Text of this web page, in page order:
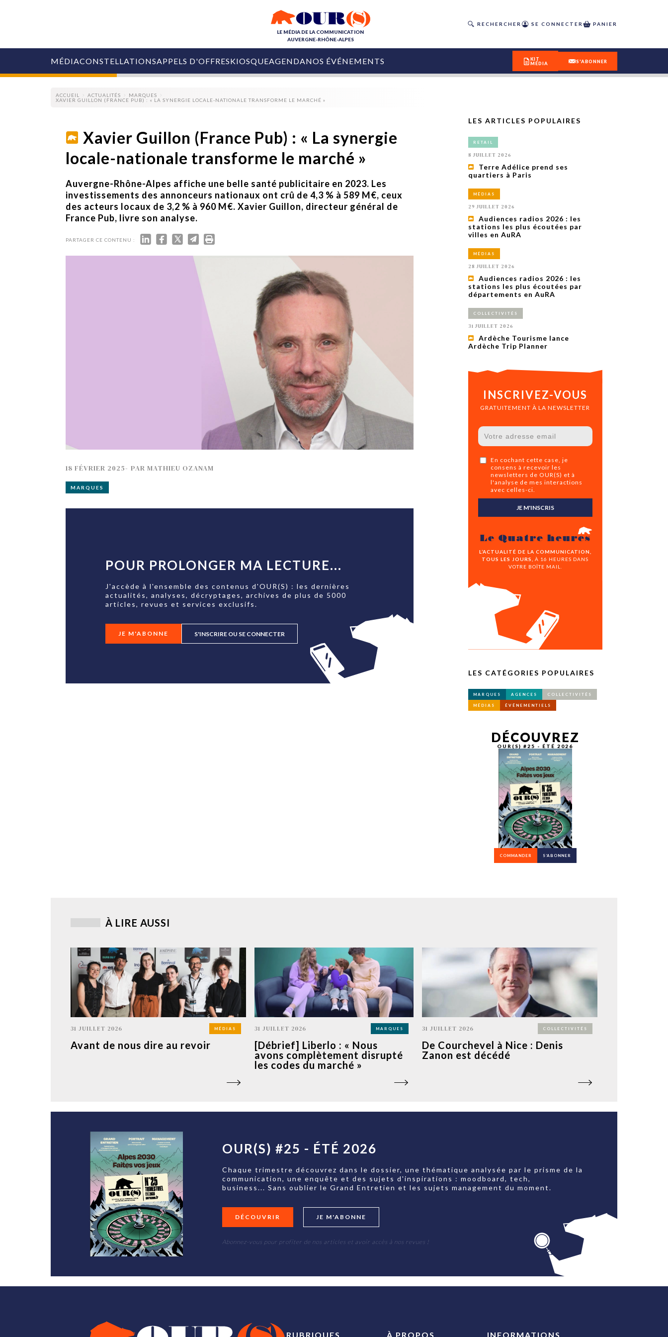
LE MÉDIA DE LA COMMUNICATION
AUVERGNE-RHÔNE-ALPES
RECHERCHER SE CONNECTER PANIER
MÉDIA
COLLECTIVITÉS
MARQUES
RETAIL
MÉDIAS
MANAGEMENT
ÉVÉNEMENTIELS
TECH
OPINIONS
LA REVUE
est décédé
COLLECTIVITÉS
Tourisme lance
Ardèche Trip
Planner
[Debrief] Loire Tourisme
mise sur la déconnexion en
digital
saison autour de son concept autour de
marketing et communication, revient sur
1 AN
CONSTELLATIONSAPPELS D'OFFRESKIOSQUEAGENDANOS ÉVÉNEMENTS
OURS DU DIGITAL
LES RENDEZ-VOUS MÉDIA
KIT
MÉDIA
S'ABONNER
ACCUEIL ACTUALITÉS
MARQUES
XAVIER GUILLON (FRANCE PUB) : « LA SYNERGIE LOCALE-NATIONALE TRANSFORME LE MARCHÉ »
Xavier Guillon (France Pub) : « La synergie
locale-nationale transforme le marché »
Auvergne-Rhône-Alpes affiche une belle santé publicitaire en 2023. Les
investissements des annonceurs nationaux ont crû de 4,3 % à 589 M€, ceux
des acteurs locaux de 3,2 % à 960 M€. Xavier Guillon, directeur général de
France Pub, livre son analyse.
PARTAGER CE CONTENU :
18 FÉVRIER 2025- PARMATHIEU OZANAM
MARQUES
POUR PROLONGER MA LECTURE...
J'accède à l'ensemble des contenus d'OUR(S) : les dernières
actualités, analyses, décryptages, archives de plus de 5000
articles, revues et services exclusifs.
JE M'ABONNE S'INSCRIRE OU SE CONNECTER
LES ARTICLES POPULAIRES
RETAIL
8 JUILLET 2026
Terre Adélice prend ses
quartiers à Paris
MÉDIAS
29 JUILLET 2026
Audiences radios 2026 : les
stations les plus écoutées par
villes en AuRA
MÉDIAS
28 JUILLET 2026
Audiences radios 2026 : les
stations les plus écoutées par
départements en AuRA
COLLECTIVITÉS
31 JUILLET 2026
Ardèche Tourisme lance
Ardèche Trip Planner
INSCRIVEZ-VOUS
GRATUITEMENT À LA NEWSLETTER
En cochant cette case, je
consens à recevoir les
newsletters de OUR(S) et à
l'analyse de mes interactions
avec celles-ci.
JE M'INSCRIS
Le Quatre heures
L’ACTUALITÉ DE LA COMMUNICATION,
TOUS LES JOURS,
À 16 HEURES DANS
VOTRE BOÎTE MAIL.
LES CATÉGORIES POPULAIRES
MARQUES AGENCES COLLECTIVITÉS
MÉDIAS ÉVÉNEMENTIELS
DÉCOUVREZ
OUR(S) #25 - ÉTÉ 2026
COMMANDER S’ABONNER
À LIRE AUSSI
31 JUILLET 2026 MÉDIAS
Avant de nous dire au revoir
31 JUILLET 2026 MARQUES
[Débrief] Liberlo : « Nous
avons complètement disrupté
les codes du marché »
31 JUILLET 2026 COLLECTIVITÉS
De Courchevel à Nice : Denis
Zanon est décédé
OUR(S) #25 - ÉTÉ 2026
Chaque trimestre découvrez dans le dossier, une thématique analysée par le prisme de la
communication, une enquête et des sujets d'inspirations : moodboard, tech,
business... Sans oublier le Grand Entretien et les sujets management du moment.
DÉCOUVRIR JE M'ABONNE
Abonnez-vous pour profiter de nos articles et avoir accès à nos revues !
RUBRIQUES À PROPOS INFORMATIONS